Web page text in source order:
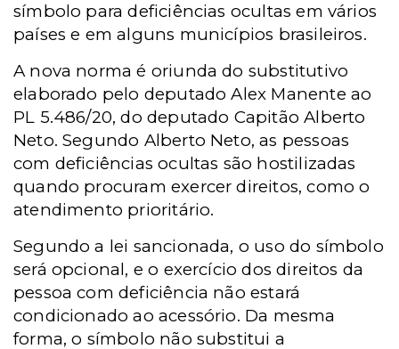
símbolo para deficiências ocultas em vários
países e em alguns municípios brasileiros.
A nova norma é oriunda do substitutivo
elaborado pelo deputado Alex Manente ao
PL 5.486/20, do deputado Capitão Alberto
Neto. Segundo Alberto Neto, as pessoas
com deficiências ocultas são hostilizadas
quando procuram exercer direitos, como o
atendimento prioritário.
Segundo a lei sancionada, o uso do símbolo
será opcional, e o exercício dos direitos da
pessoa com deficiência não estará
condicionado ao acessório. Da mesma
forma, o símbolo não substitui a